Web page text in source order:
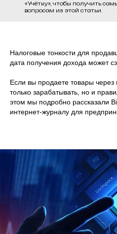
«Учётку», чтобы получить
вопросам из этой статьи.
Налоговые тонкости для
дата получения дохода может
Если вы продаете товары
только зарабатывать, но и
этом мы подробно рассказали
интернет-журналу для